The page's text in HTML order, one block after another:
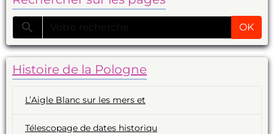
OK
Histoire de la Pologne
L’Aigle Blanc sur les mers et
Télescopage de dates historiqu